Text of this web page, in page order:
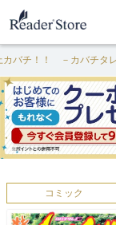
カバチ！！ －カバチタ
コミック